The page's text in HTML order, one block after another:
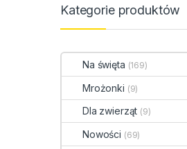
Kategorie produktów
Na święta (169)
Mrożonki (9)
Dla zwierząt (9)
Nowości (69)